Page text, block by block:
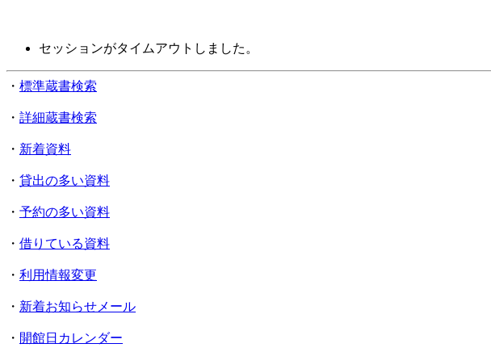
セッションがタイムアウトしました。
・ 標準蔵書検索
・ 詳細蔵書検索
・ 新着資料
・ 貸出の多い資料
・ 予約の多い資料
・ 借りている資料
・ 利用情報変更
・ 新着お知らせメール
・ 開館日カレンダー